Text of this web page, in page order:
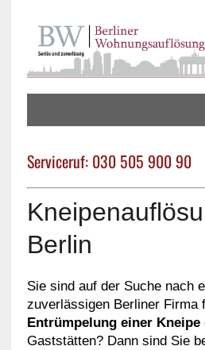
Serviceruf: 030 505 900 90
Berlin
Sie sind auf der Suche nach
zuverlässigen Berliner Firma
Entrümpelung einer Kneipe
Gaststätten? Dann sind Sie